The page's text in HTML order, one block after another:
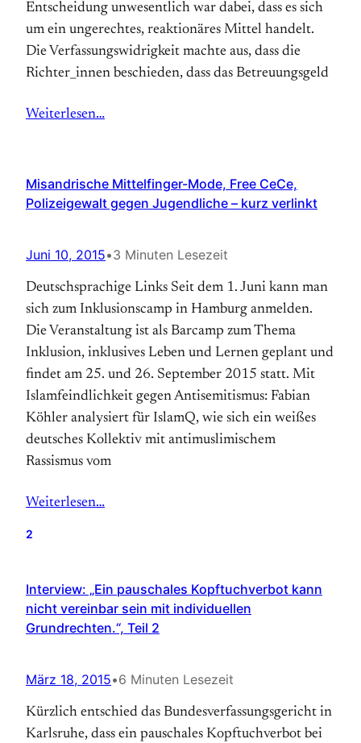
Entscheidung unwesentlich war dabei, dass es sich
um ein ungerechtes, reaktionäres Mittel handelt.
Die Verfassungswidrigkeit machte aus, dass die
Richter_innen beschieden, dass das Betreuungsgeld
Weiterlesen…
Misandrische Mittelfinger-Mode, Free CeCe,
Polizeigewalt gegen Jugendliche – kurz verlinkt
Juni 10, 2015•3 Minuten Lesezeit
Deutschsprachige Links Seit dem 1. Juni kann man
sich zum Inklusionscamp in Hamburg anmelden.
Die Veranstaltung ist als Barcamp zum Thema
Inklusion, inklusives Leben und Lernen geplant und
findet am 25. und 26. September 2015 statt. Mit
Islamfeindlichkeit gegen Antisemitismus: Fabian
Köhler analysiert für IslamQ, wie sich ein weißes
deutsches Kollektiv mit antimuslimischem
Rassismus vom
Weiterlesen…
2
Interview: „Ein pauschales Kopftuchverbot kann
nicht vereinbar sein mit individuellen
Grundrechten.“, Teil 2
März 18, 2015•6 Minuten Lesezeit
Kürzlich entschied das Bundesverfassungsgericht in
Karlsruhe, dass ein pauschales Kopftuchverbot bei